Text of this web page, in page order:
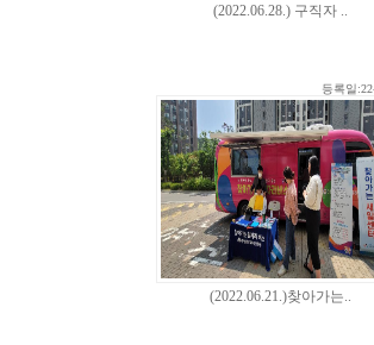
(2022.06.28.) 구직자 ..
등록일
(2022.06.21.)찾아가는..